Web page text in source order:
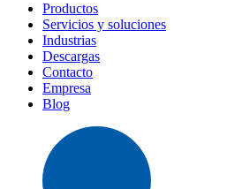
Productos
Servicios y soluciones
Industrias
Descargas
Contacto
Empresa
Blog